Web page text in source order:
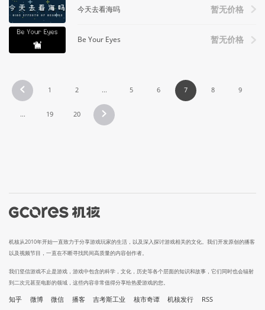
今天去看海吗 暂无价格
Be Your Eyes 暂无价格
1 2 ... 5 6 7 8 9
... 19 20
机核从2010年开始一直致力于分享游戏玩家的生活，以及深入探讨游戏相关的文化。我们开发原创的播客
以及视频节目，一直在不断寻找民间高质量的内容创作者。
我们坚信游戏不止是游戏，游戏中包含的科学，文化，历史等各个层面的知识和故事，它们同时也会辐射
到二次元甚至电影的领域，这些内容非常值得分享给热爱游戏的您。
知乎 微博 微信 播客 吉考斯工业 核市奇谭 机核发行 RSS